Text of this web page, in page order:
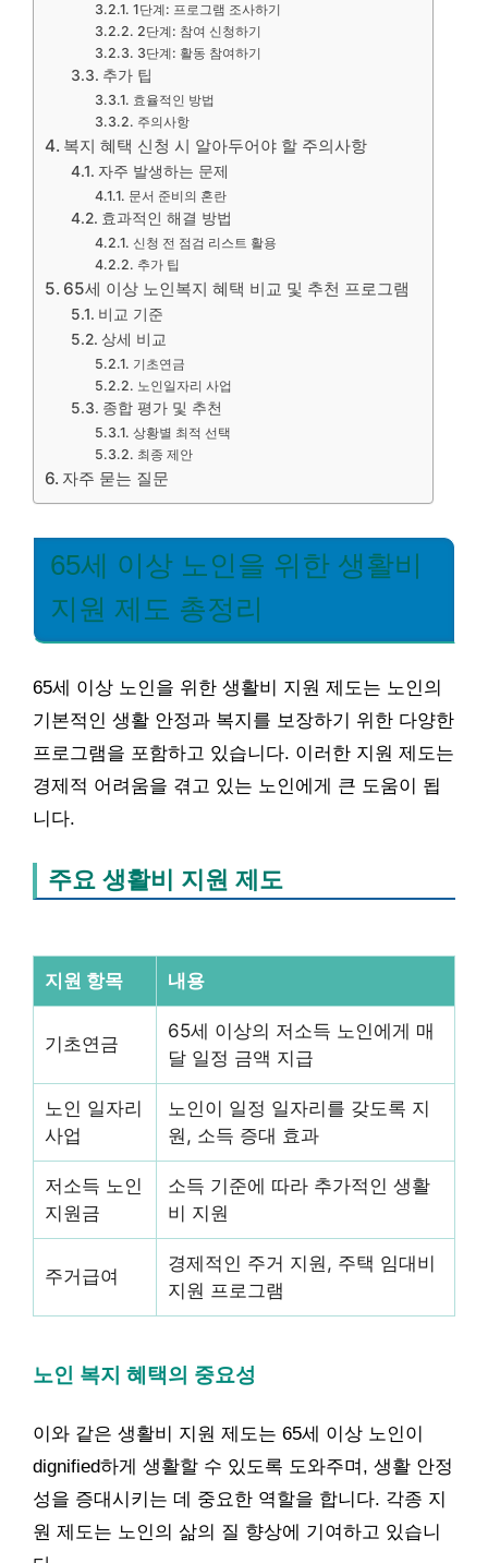
1단계: 프로그램 조사하기
2단계: 참여 신청하기
3단계: 활동 참여하기
추가 팁
효율적인 방법
주의사항
복지 혜택 신청 시 알아두어야 할 주의사항
자주 발생하는 문제
문서 준비의 혼란
효과적인 해결 방법
신청 전 점검 리스트 활용
추가 팁
65세 이상 노인복지 혜택 비교 및 추천 프로그램
비교 기준
상세 비교
기초연금
노인일자리 사업
종합 평가 및 추천
상황별 최적 선택
최종 제안
자주 묻는 질문
65세 이상 노인을 위한 생활비
지원 제도 총정리
65세 이상 노인을 위한 생활비 지원 제도는 노인의
기본적인 생활 안정과 복지를 보장하기 위한 다양한
프로그램을 포함하고 있습니다. 이러한 지원 제도는
경제적 어려움을 겪고 있는 노인에게 큰 도움이 됩
니다.
주요 생활비 지원 제도
지원 항목 내용
기초연금
65세 이상의 저소득 노인에게 매
달 일정 금액 지급
노인 일자리
사업
노인이 일정 일자리를 갖도록 지
원, 소득 증대 효과
저소득 노인
지원금
소득 기준에 따라 추가적인 생활
비 지원
주거급여
경제적인 주거 지원, 주택 임대비
지원 프로그램
노인 복지 혜택의 중요성
이와 같은 생활비 지원 제도는 65세 이상 노인이
dignified하게 생활할 수 있도록 도와주며, 생활 안정
성을 증대시키는 데 중요한 역할을 합니다. 각종 지
원 제도는 노인의 삶의 질 향상에 기여하고 있습니